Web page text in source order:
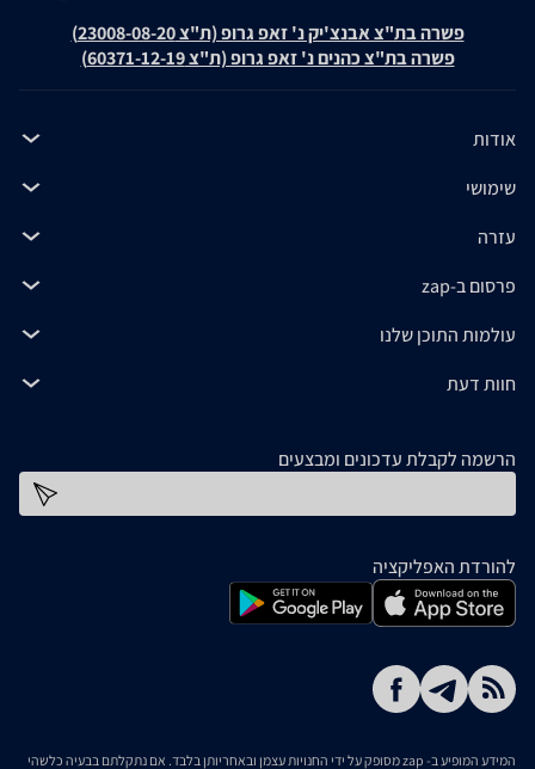
פשרה בת"צ אבנצ'יק נ' זאפ גרופ (ת"צ 23008-08-20)
פשרה בת"צ כהנים נ' זאפ גרופ (ת"צ 60371-12-19)
אודות
שימושי
עזרה
פרסום ב-zap
עולמות התוכן שלנו
חוות דעת
הרשמה לקבלת עדכונים ומבצעים
להורדת האפליקציה
המידע המופיע ב- zap מסופק על ידי החנויות עצמן ובאחריותן בלבד. אם נתקלתם בבעיה כלשהי